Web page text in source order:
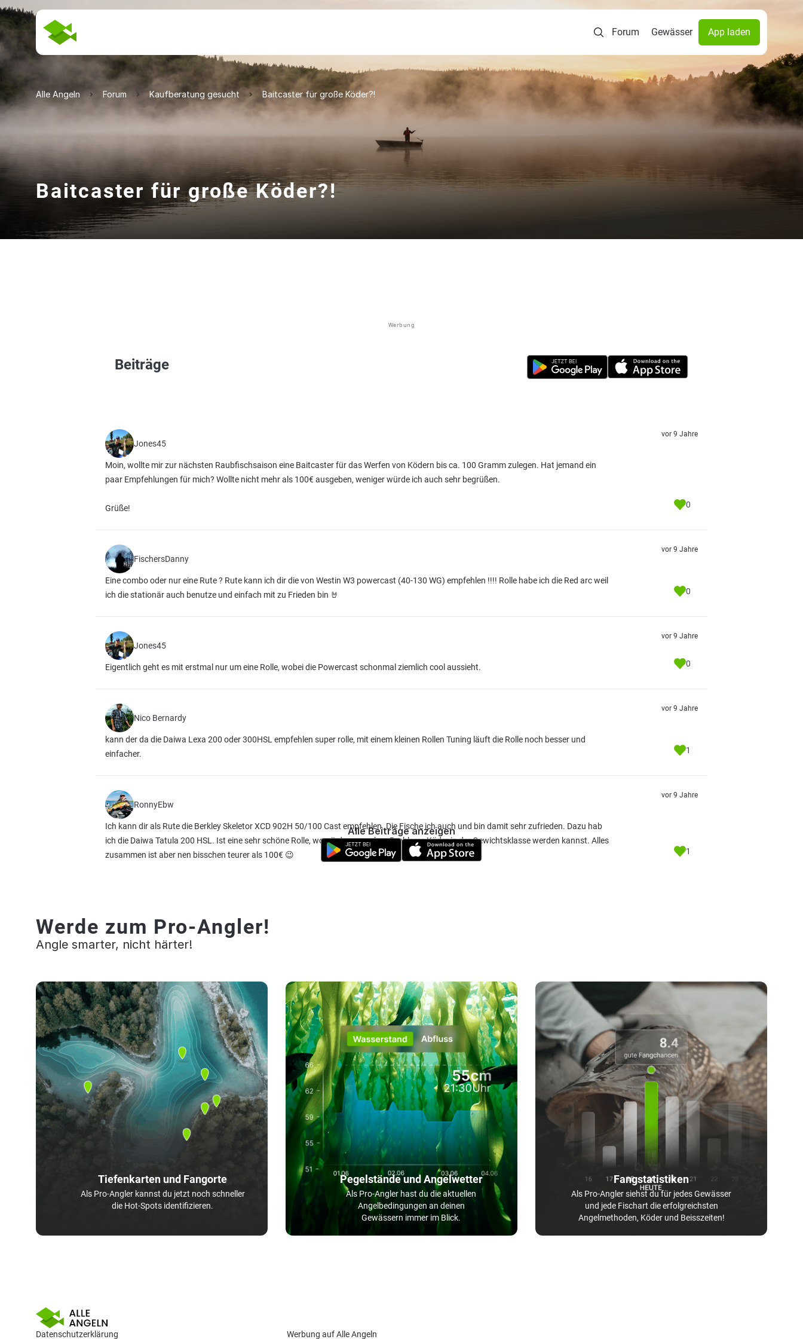
Forum Gewässer App laden
Alle Angeln Forum Kaufberatung gesucht Baitcaster für große Köder?!
Baitcaster für große Köder?!
Werbung
Beiträge
Jones45
Moin, wollte mir zur nächsten Raubfischsaison eine Baitcaster für das Werfen von Ködern bis ca. 100 Gramm zulegen. Hat jemand ein
paar Empfehlungen für mich? Wollte nicht mehr als 100€ ausgeben, weniger würde ich auch sehr begrüßen.
Grüße!
vor 9 Jahre
0
FischersDanny
Eine combo oder nur eine Rute ? Rute kann ich dir die von Westin W3 powercast (40-130 WG) empfehlen !!!! Rolle habe ich die Red arc weil
ich die stationär auch benutze und einfach mit zu Frieden bin 🤘
vor 9 Jahre
0
Jones45
Eigentlich geht es mit erstmal nur um eine Rolle, wobei die Powercast schonmal ziemlich cool aussieht.
vor 9 Jahre
0
Nico Bernardy
kann der da die Daiwa Lexa 200 oder 300HSL empfehlen super rolle, mit einem kleinen Rollen Tuning läuft die Rolle noch besser und
einfacher.
vor 9 Jahre
1
RonnyEbw
Ich kann dir als Rute die Berkley Skeletor XCD 902H 50/100 Cast empfehlen. Die Fische ich auch und bin damit sehr zufrieden. Dazu hab
ich die Daiwa Tatula 200 HSL. Ist eine sehr schöne Rolle, womit du ganz ohne Probleme Köder in der Gewichtsklasse werden kannst. Alles
zusammen ist aber nen bisschen teurer als 100€ 😉
vor 9 Jahre
1
Alle Beiträge anzeigen
Werde zum Pro-Angler!
Angle smarter, nicht härter!
Tiefenkarten und Fangorte
Als Pro-Angler kannst du jetzt noch schneller
die Hot-Spots identifizieren.
Pegelstände und Angelwetter
Als Pro-Angler hast du die aktuellen
Angelbedingungen an deinen
Gewässern immer im Blick.
Fangstatistiken
Als Pro-Angler siehst du für jedes Gewässer
und jede Fischart die erfolgreichsten
Angelmethoden, Köder und Beisszeiten!
Datenschutzerklärung Werbung auf Alle Angeln